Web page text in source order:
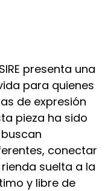
presenta una
para quienes
de expresión
pieza ha sido
conectar
suelta a la
y libre de